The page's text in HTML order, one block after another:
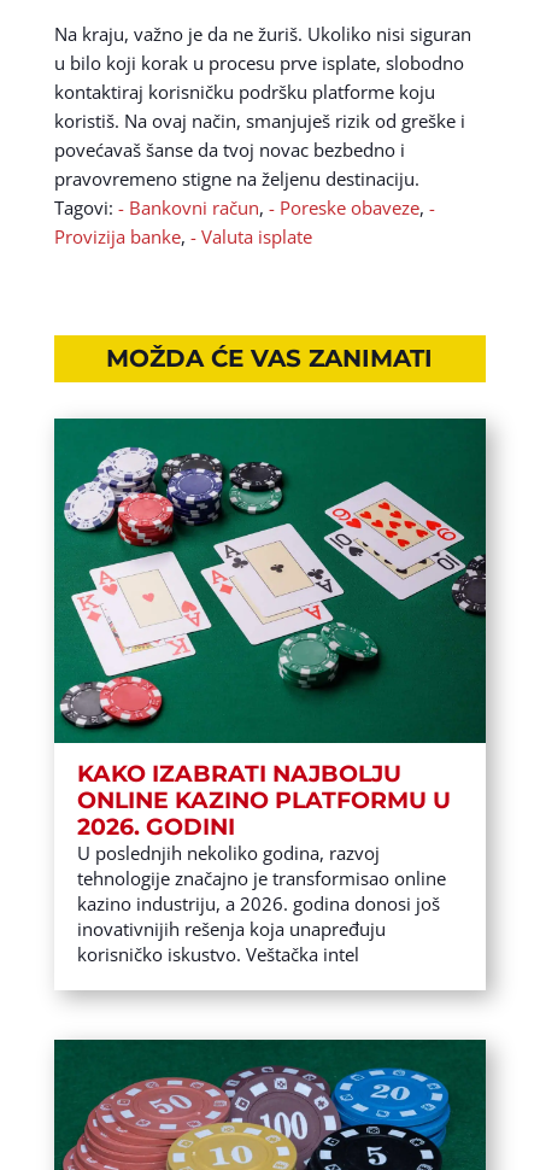
Na kraju, važno je da ne žuriš. Ukoliko nisi siguran
u bilo koji korak u procesu prve isplate, slobodno
kontaktiraj korisničku podršku platforme koju
koristiš. Na ovaj način, smanjuješ rizik od greške i
povećavaš šanse da tvoj novac bezbedno i
pravovremeno stigne na željenu destinaciju.
Tagovi: - Bankovni račun, - Poreske obaveze, -
Provizija banke, - Valuta isplate
MOŽDA ĆE VAS ZANIMATI
KAKO IZABRATI NAJBOLJU
ONLINE KAZINO PLATFORMU U
2026. GODINI
U poslednjih nekoliko godina, razvoj
tehnologije značajno je transformisao online
kazino industriju, a 2026. godina donosi još
inovativnijih rešenja koja unapređuju
korisničko iskustvo. Veštačka intel